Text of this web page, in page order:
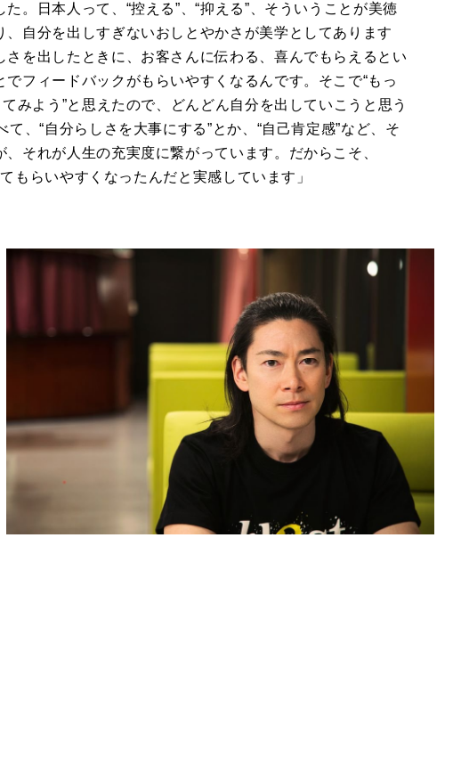
。日本人って、“控える”、“抑える”、そういうことが美徳
自分を出しすぎないおしとやかさが美学としてあります
を出したときに、お客さんに伝わる、喜んでもらえるとい
フィードバックがもらいやすくなるんです。そこで“もっ
みよう”と思えたので、どんどん自分を出していこうと思う
て、“自分らしさを大事にする”とか、“自己肯定感”など、そ
それが人生の充実度に繋がっています。だからこそ、
もらいやすくなったんだと実感しています」